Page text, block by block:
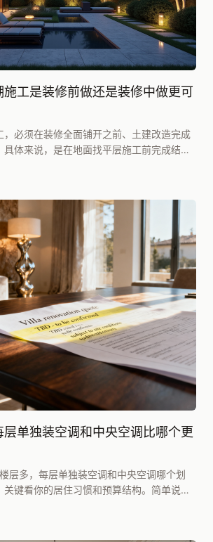
工是装修前做还是装修中做更可
，必须在装修全面铺开之前、土建改造完成
体来说，是在地面找平层施工前完成结构
单独装空调和中央空调比哪个更
层多，每层单独装空调和中央空调哪个划
键看你的居住习惯和预算结构。简单说：